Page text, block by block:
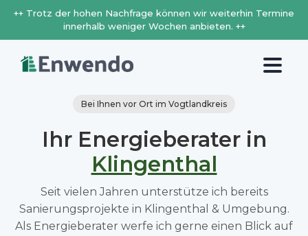
++ Trotz der hohen Nachfrage können wir weiterhin Termine
innerhalb weniger Wochen anbieten. ++
Bei Ihnen vor Ort im Vogtlandkreis
Ihr Energieberater in
Klingenthal
Seit vielen Jahren unterstütze ich bereits
Sanierungsprojekte in Klingenthal & Umgebung.
Als Energieberater werfe ich gerne einen Blick auf